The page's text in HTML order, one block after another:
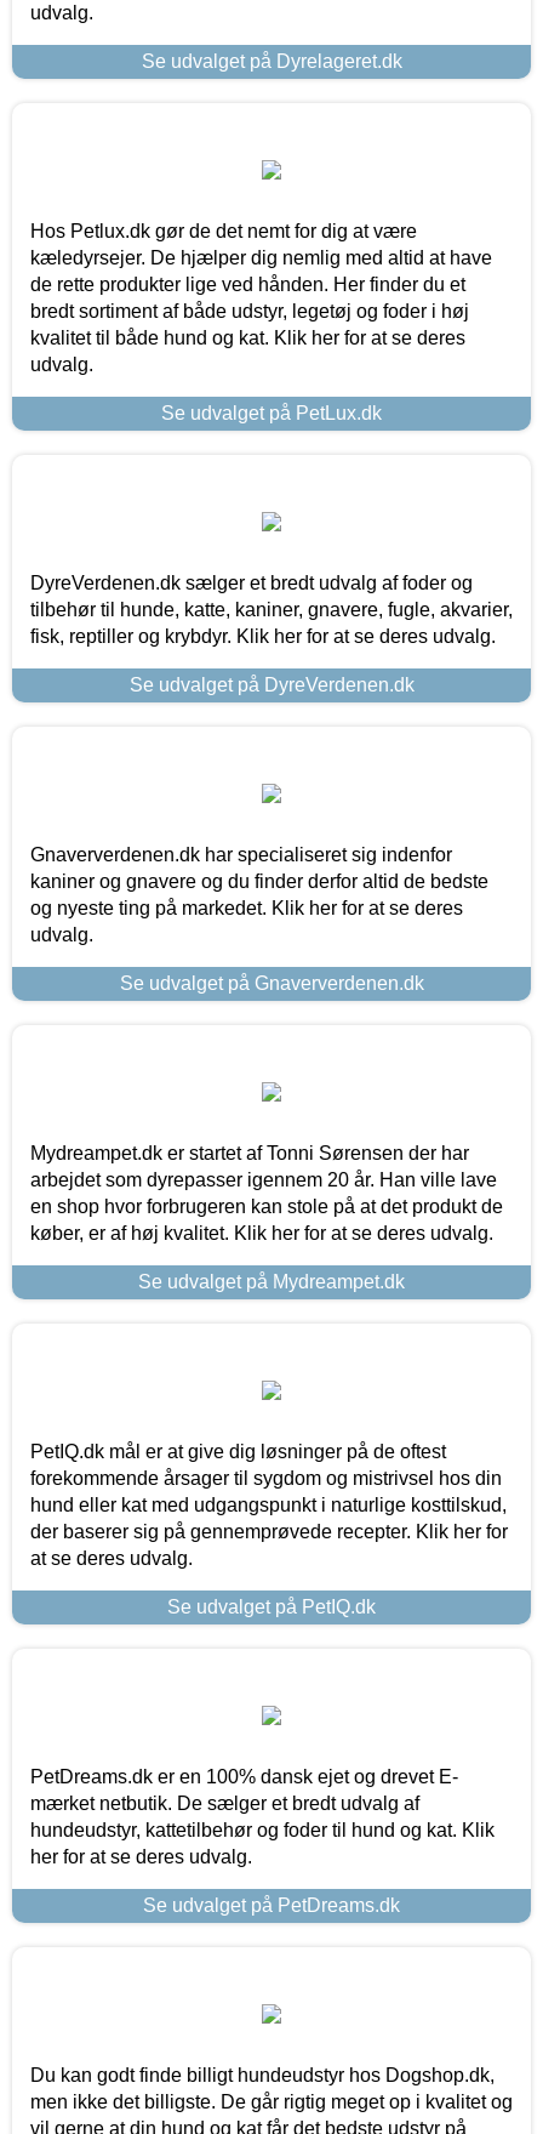
udvalg.
Se udvalget på Dyrelageret.dk
Hos Petlux.dk gør de det nemt for dig at være
kæledyrsejer. De hjælper dig nemlig med altid at have
de rette produkter lige ved hånden. Her finder du et
bredt sortiment af både udstyr, legetøj og foder i høj
kvalitet til både hund og kat. Klik her for at se deres
udvalg.
Se udvalget på PetLux.dk
DyreVerdenen.dk sælger et bredt udvalg af foder og
tilbehør til hunde, katte, kaniner, gnavere, fugle, akvarier,
fisk, reptiller og krybdyr. Klik her for at se deres udvalg.
Se udvalget på DyreVerdenen.dk
Gnaververdenen.dk har specialiseret sig indenfor
kaniner og gnavere og du finder derfor altid de bedste
og nyeste ting på markedet. Klik her for at se deres
udvalg.
Se udvalget på Gnaververdenen.dk
Mydreampet.dk er startet af Tonni Sørensen der har
arbejdet som dyrepasser igennem 20 år. Han ville lave
en shop hvor forbrugeren kan stole på at det produkt de
køber, er af høj kvalitet. Klik her for at se deres udvalg.
Se udvalget på Mydreampet.dk
PetIQ.dk mål er at give dig løsninger på de oftest
forekommende årsager til sygdom og mistrivsel hos din
hund eller kat med udgangspunkt i naturlige kosttilskud,
der baserer sig på gennemprøvede recepter. Klik her for
at se deres udvalg.
Se udvalget på PetIQ.dk
PetDreams.dk er en 100% dansk ejet og drevet E-
mærket netbutik. De sælger et bredt udvalg af
hundeudstyr, kattetilbehør og foder til hund og kat. Klik
her for at se deres udvalg.
Se udvalget på PetDreams.dk
Du kan godt finde billigt hundeudstyr hos Dogshop.dk,
men ikke det billigste. De går rigtig meget op i kvalitet og
vil gerne at din hund og kat får det bedste udstyr på